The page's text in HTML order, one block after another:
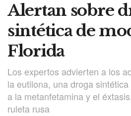
Alertan sobre
sintética de
Florida
Los expertos advierten a los
la eutilona, una droga
a la metanfetamina y el
ruleta rusa